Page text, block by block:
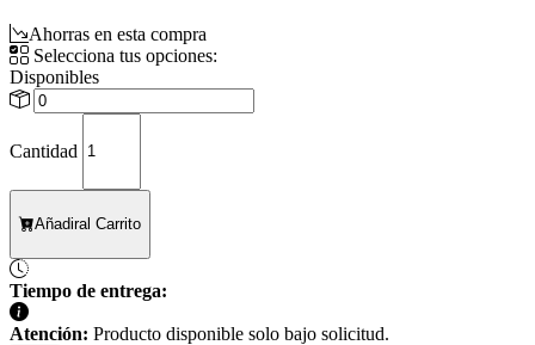
Ahorras en esta compra
Selecciona tus opciones:
Disponibles
Cantidad
Añadiral Carrito
Tiempo de entrega:
Atención: Producto disponible solo bajo solicitud.